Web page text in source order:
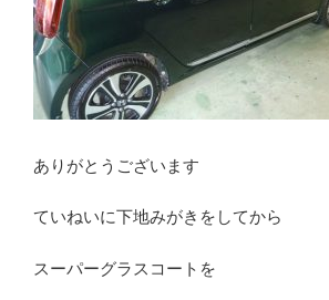
ありがとうございます
ていねいに下地みがきをしてから
スーパーグラスコートを